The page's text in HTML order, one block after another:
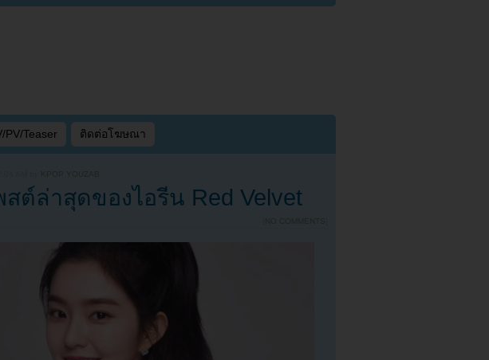
PV/Teaser ติดต่อโฆษณา
KPOP YOUZAB
ต์ล่าสุดของไอรีน Red Velvet
NO COMMENTS